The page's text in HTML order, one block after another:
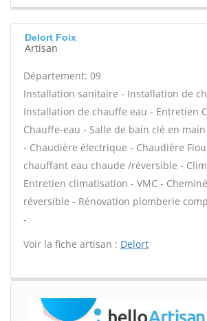
Delort Foix
Artisan
Département: 09
Installation sanitaire - Installation de
Installation de chauffe eau - Entretien
Chauffe-eau - Salle de bain clé en
- Chaudière électrique - Chaudière
chauffant eau chaude /réversible -
Entretien climatisation - VMC -
réversible - Rénovation plomberie
-
Voir la fiche artisan : Delort